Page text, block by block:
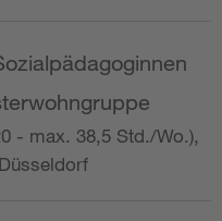
- max. 38,5 Std./Wo.),